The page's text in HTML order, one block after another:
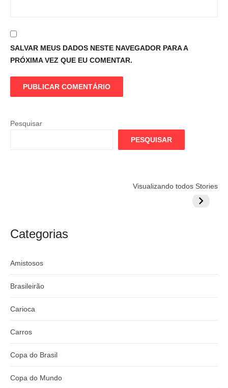
SALVAR MEUS DADOS NESTE NAVEGADOR PARA A
PRÓXIMA VEZ QUE EU COMENTAR.
Pesquisar
PESQUISAR
Visualizando todos Stories
argentino
do
Categorias
Amistosos
Brasileirão
Carioca
Carros
Copa do Brasil
Copa do Mundo